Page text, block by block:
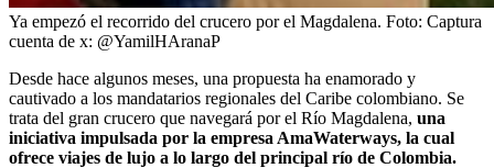
Ya empezó el recorrido del crucero por el Magdalena. Foto: Captura
cuenta de x: @YamilHAranaP
Desde hace algunos meses, una propuesta ha enamorado y
cautivado a los mandatarios regionales del Caribe colombiano. Se
trata del gran crucero que navegará por el Río Magdalena, una
iniciativa impulsada por la empresa AmaWaterways, la cual
ofrece viajes de lujo a lo largo del principal río de Colombia.